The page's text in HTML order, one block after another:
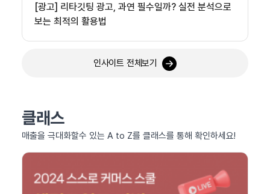
[광고] 리타깃팅 광고, 과연 필수일까? 실전 분석으로
보는 최적의 활용법
인사이트 전체보기
클래스
매출을 극대화할수 있는 A to Z를 클래스를 통해 확인하세요!